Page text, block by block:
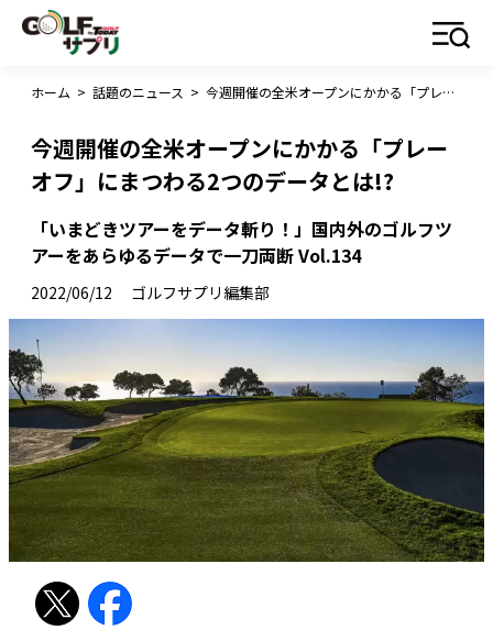
ホーム > 話題のニュース > 今週開催の全米オープンにかかる「プレーオフ」にまつわる2つのデータとは!?
今週開催の全米オープンにかかる「プレー
オフ」にまつわる2つのデータとは!?
「いまどきツアーをデータ斬り！」国内外のゴルフツ
アーをあらゆるデータで一刀両断 Vol.134
2022/06/12 ゴルフサプリ編集部